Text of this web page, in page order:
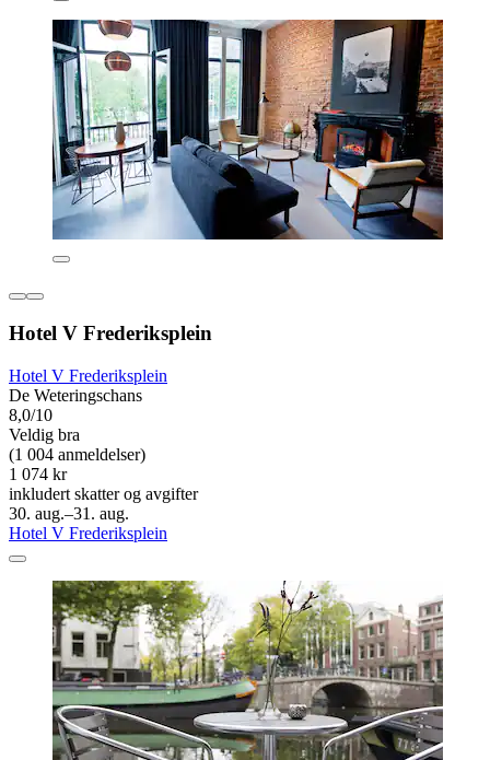
Hotel V Frederiksplein
Hotel V Frederiksplein
De Weteringschans
8,0/10
Veldig bra
(1 004 anmeldelser)
1 074 kr
inkludert skatter og avgifter
30. aug.–31. aug.
Hotel V Frederiksplein